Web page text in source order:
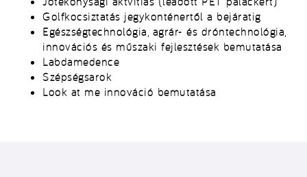
Golfkocsiztatás jegykonténertől a bejáratig
Egészségtechnológia, agrár- és dróntechnológia,
innovációs és műszaki fejlesztések bemutatása
Labdamedence
Szépségsarok
Look at me innováció bemutatása